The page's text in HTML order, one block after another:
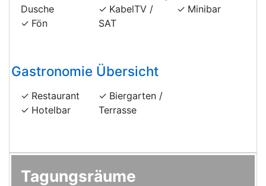
Dusche
Fön
KabelTV /
SAT
Minibar
Gastronomie Übersicht
Restaurant
Hotelbar
Biergarten /
Terrasse
Tagungsräume